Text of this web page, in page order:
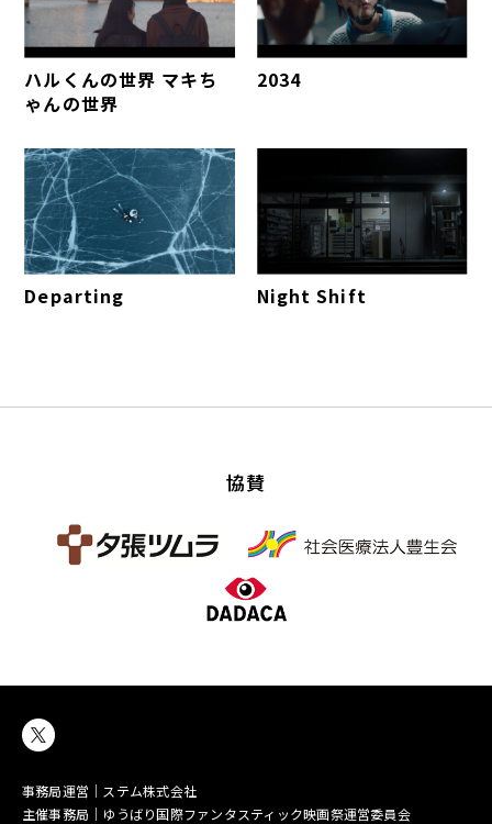
ハルくんの世界 マキち
ゃんの世界
2034
Departing Night Shift
協賛
事務局運営｜ステム株式会社
主催事務局｜ゆうばり国際ファンタスティック映画祭運営委員会